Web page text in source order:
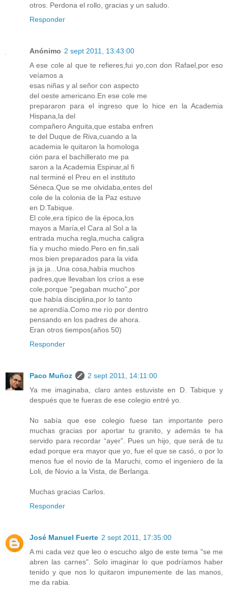
otros. Perdona el rollo, gracias y un saludo.
Responder
Anónimo 2 sept 2011, 13:43:00
A ese cole al que te refieres,fui yo,con don Rafael,por eso
veíamos a
esas niñas y al señor con aspecto
del oeste americano.En ese cole me
prepararon para el ingreso que lo hice en la Academia
Hispana,la del
compañero Anguita,que estaba enfren
te del Duque de Riva,cuando a la
academia le quitaron la homologa
ción para el bachillerato me pa
saron a la Academia Espinar,al fi
nal terminé el Preu en el instituto
Séneca.Que se me olvidaba,entes del
cole de la colonia de la Paz estuve
en D.Tabique.
El cole,era típico de la época,los
mayos a María,el Cara al Sol a la
entrada mucha regla,mucha caligra
fía y mucho miedo.Pero en fin,sali
mos bien preparados para la vida
ja ja ja...Una cosa,había muchos
padres,que llevaban los críos a ese
cole,porque "pegaban mucho",por
que había disciplina,por lo tanto
se aprendía.Como me río por dentro
pensando en los padres de ahora.
Eran otros tiempos(años 50)
Responder
Paco Muñoz
2 sept 2011, 14:11:00
Ya me imaginaba, claro antes estuviste en D. Tabique y
después que te fueras de ese colegio entré yo.
No sabía que ese colegio fuese tan importante pero
muchas gracias por aportar tu granito, y además te ha
servido para recordar “ayer”. Pues un hijo, que será de tu
edad porque era mayor que yo, fue el que se casó, o por lo
menos fue el novio de la Maruchi, como el ingeniero de la
Loli, de Novio a la Vista, de Berlanga.
Muchas gracias Carlos.
Responder
José Manuel Fuerte 2 sept 2011, 17:35:00
A mi cada vez que leo o escucho algo de este tema "se me
abren las carnes". Solo imaginar lo que podríamos haber
tenido y que nos lo quitaron impunemente de las manos,
me da rabia.